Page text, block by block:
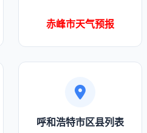
赤峰市天气预报
呼和浩特市区县列表